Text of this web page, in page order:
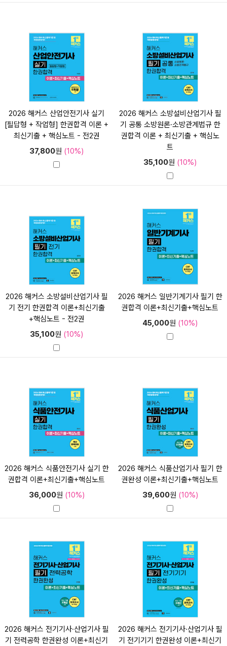
2026 해커스 산업안전기사 실기
[필답형 + 작업형] 한권합격 이론 +
최신기출 + 핵심노트 - 전2권
37,800원 (10%)
2026 해커스 소방설비산업기사 필
기 공통 소방원론·소방관계법규 한
권합격 이론 + 최신기출 + 핵심노
트
35,100원 (10%)
2026 해커스 소방설비산업기사 필
기 전기 한권합격 이론+최신기출
+핵심노트 - 전2권
35,100원 (10%)
2026 해커스 일반기계기사 필기 한
권합격 이론+최신기출+핵심노트
45,000원 (10%)
2026 해커스 식품안전기사 실기 한
권합격 이론+최신기출+핵심노트
36,000원 (10%)
2026 해커스 식품산업기사 필기 한
권완성 이론+최신기출+핵심노트
39,600원 (10%)
2026 해커스 전기기사·산업기사 필
기 전력공학 한권완성 이론+최신기
2026 해커스 전기기사·산업기사 필
기 전기기기 한권완성 이론+최신기